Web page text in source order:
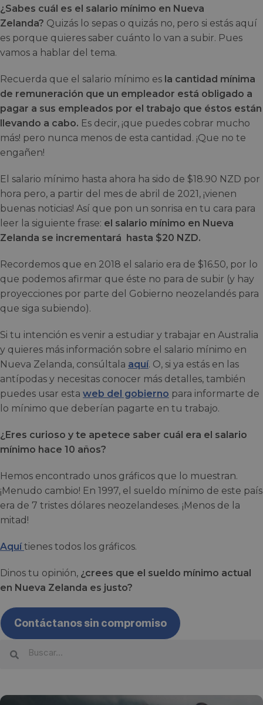
¿Sabes cuál es el salario mínimo en Nueva
Zelanda? Quizás lo sepas o quizás no, pero si estás aquí
es porque quieres saber cuánto lo van a subir. Pues
vamos a hablar del tema.
Recuerda que el salario mínimo es la cantidad mínima
de remuneración que un empleador está obligado a
pagar a sus empleados por el trabajo que éstos están
llevando a cabo. Es decir, ¡que puedes cobrar mucho
más! pero nunca menos de esta cantidad. ¡Que no te
engañen!
El salario mínimo hasta ahora ha sido de $18.90 NZD por
hora pero, a partir del mes de abril de 2021, ¡vienen
buenas noticias! Así que pon un sonrisa en tu cara para
leer la siguiente frase: el salario mínimo en Nueva
Zelanda se incrementará hasta $20 NZD.
Recordemos que en 2018 el salario era de $16.50, por lo
que podemos afirmar que éste no para de subir (y hay
proyecciones por parte del Gobierno neozelandés para
que siga subiendo).
Si tu intención es venir a estudiar y trabajar en Australia
y quieres más información sobre el salario mínimo en
Nueva Zelanda, consúltala aquí. O, si ya estás en las
antípodas y necesitas conocer más detalles, también
puedes usar esta web del gobierno para informarte de
lo mínimo que deberían pagarte en tu trabajo.
¿Eres curioso y te apetece saber cuál era el salario
mínimo hace 10 años?
Hemos encontrado unos gráficos que lo muestran.
¡Menudo cambio! En 1997, el sueldo mínimo de este país
era de 7 tristes dólares neozelandeses. ¡Menos de la
mitad!
Aquí tienes todos los gráficos.
Dinos tu opinión, ¿crees que el sueldo mínimo actual
en Nueva Zelanda es justo?
Contáctanos sin compromiso